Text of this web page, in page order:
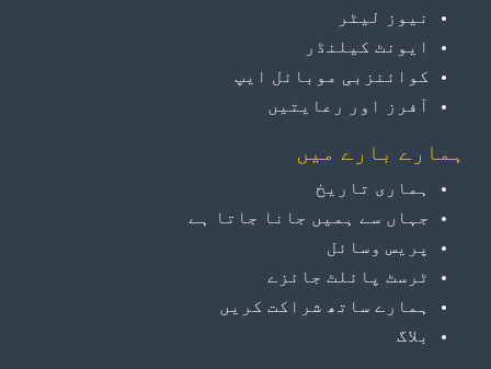
نیوز لیٹر
ایونٹ کیلنڈر
کوائنزبی موبائل ایپ
آفرز اور رعایتیں
ہمارے بارے میں
ہماری تاریخ
جہاں سے ہمیں جانا جاتا ہے
پریس وسائل
ٹرسٹ پائلٹ جائزے
ہمارے ساتھ شراکت کریں
بلاگ